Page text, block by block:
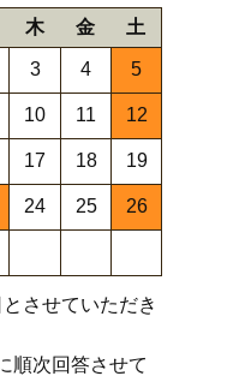
木 金 土
3 4 5
10 11 12
17 18 19
24 25 26
させていただき
順次回答させて